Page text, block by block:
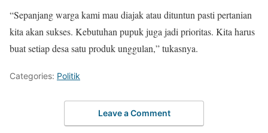
“Sepanjang warga kami mau diajak atau dituntun pasti pertanian
kita akan sukses. Kebutuhan pupuk juga jadi prioritas. Kita harus
buat setiap desa satu produk unggulan,” tukasnya.
Categories: Politik
Leave a Comment